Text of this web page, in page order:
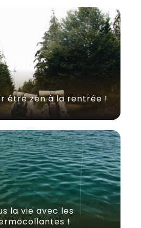
être zen à la rentrée !
la vie avec les
!